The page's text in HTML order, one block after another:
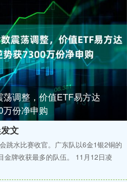
荡调整，价值ETF易方达
万份净申购
文
跳水比赛收官。广东队以6金1银2铜的
金牌收获最多的队伍。 11月12日凌